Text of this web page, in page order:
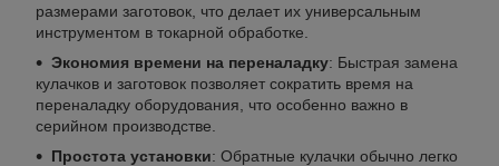
размерами заготовок, что делает их универсальным
инструментом в токарной обработке.
Экономия времени на переналадку: Быстрая замена
кулачков и заготовок позволяет сократить время на
переналадку оборудования, что особенно важно в
серийном производстве.
Простота установки: Обратные кулачки обычно легко